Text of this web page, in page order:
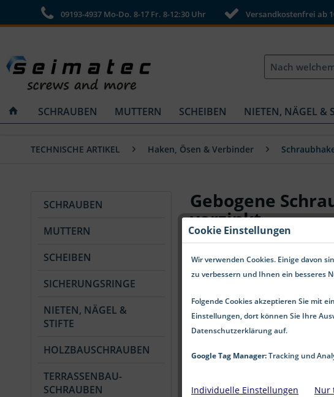
09193-4937 Mo-Do. 8-17 Fr. 8-12:30 Uhr Versandkostenfrei ab
SCHRAUBEN MUTTERN SCHEIBEN NIETEN, NÄGEL &
TECHNISCHE ARTIKEL Haken, Ösen & Verbinder
SCHRAUBEN
MUTTERN
SCHEIBEN
SICHERUNGSRINGE
NIETEN, NÄGEL &
STIFTE
HOLZBAUSCHRAUBEN
TERRASSENBAU-
SCHRAUBEN
Gebogene
verzinkt
Cookie Einstellungen
Wir verwenden Cookies. Einige davon
zu verbessern und Ihnen ein besseres
Folgende Cookies akzeptieren Sie mit
Einstellungen, dort können Sie Ihre
Datenschutzerklärung auf.
Google Tag Manager:Tracking und
Individuelle Einstellungen Nur